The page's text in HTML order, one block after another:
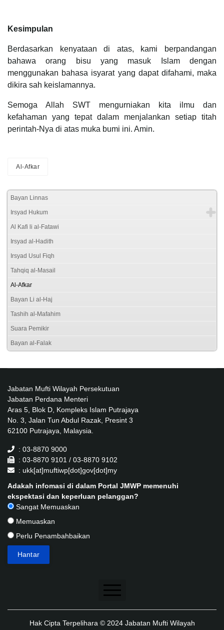
Kesimpulan
Berdasarkan kenyataan di atas, kami berpandangan
bahawa orang bisu yang masuk Islam dengan
menggunakan bahasa isyarat yang dapat difahami, maka
dikira sah keislamannya.
Semoga Allah SWT mengurniakan kita ilmu dan
kefahaman yang tepat dalam menjalankan setiap titah
perintah-Nya di atas muka bumi ini. Amin.
Al-Afkar
Bayan Linnas
Irsyad Hukum
Al Kafi li al-Fatawi
Irsyad al-Hadith
Irsyad Usul Fiqh
Tahqiq al-Masail
Al-Afkar
Bayan Li al-Haj
Tashih al-Mafahim
Suara Pemikir
Bayan al-Falak
Jabatan Mufti Wilayah Persekutuan
Jabatan Perdana Menteri
Aras 5, Blok D, Kompleks Islam Putrajaya
No. 3, Jalan Tun Abdul Razak, Presint 3
62100 Putrajaya, Malaysia.
: 03-8870 9000
: 03-8870 9101 / 03-8870 9102
: ukk[at]muftiwp[dot]gov[dot]my
Adakah infomasi di dalam Portal JMWP memenuhi
ekspektasi dan keperluan pelanggan?
Sangat Memuaskan
Memuaskan
Perlu Penambahbaikan
Penafian
Hak Cipta Terpelihara © 2024 Jabatan Mufti Wilayah